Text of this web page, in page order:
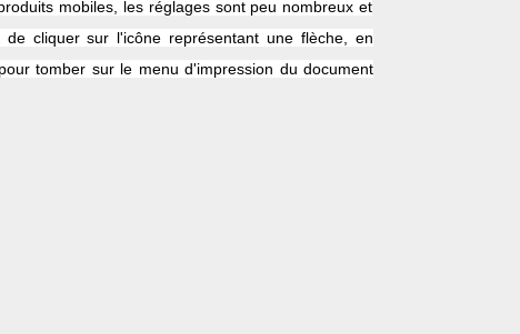
mobiles, les réglages sont peu nombreux et
de cliquer sur l'icône représentant une flèche, en
tomber sur le menu d'impression du document